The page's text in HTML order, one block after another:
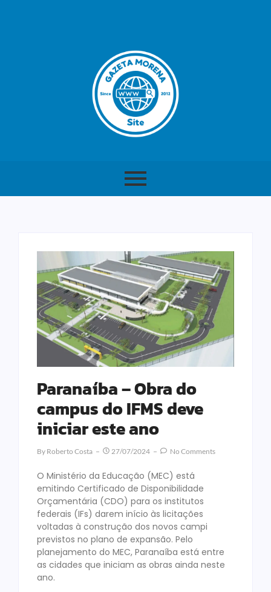
Paranaíba – Obra do
campus do IFMS deve
iniciar este ano
By Roberto Costa 27/07/2024 No Comments
O Ministério da Educação (MEC) está
emitindo Certificado de Disponibilidade
Orçamentária (CDO) para os institutos
federais (IFs) darem início às licitações
voltadas à construção dos novos campi
previstos no plano de expansão. Pelo
planejamento do MEC, Paranaíba está entre
as cidades que iniciam as obras ainda neste
ano.